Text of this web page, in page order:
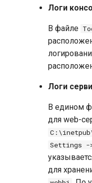
Статистика по
Логи
В файле
Логи
В едином
для web-
Settings -
для